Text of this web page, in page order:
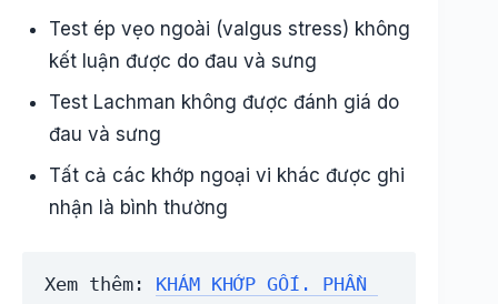
Test ép vẹo ngoài (valgus stress) không
kết luận được do đau và sưng
Test Lachman không được đánh giá do
đau và sưng
Tất cả các khớp ngoại vi khác được ghi
nhận là bình thường
Xem thêm: KHÁM KHỚP GỐI. PHẦN